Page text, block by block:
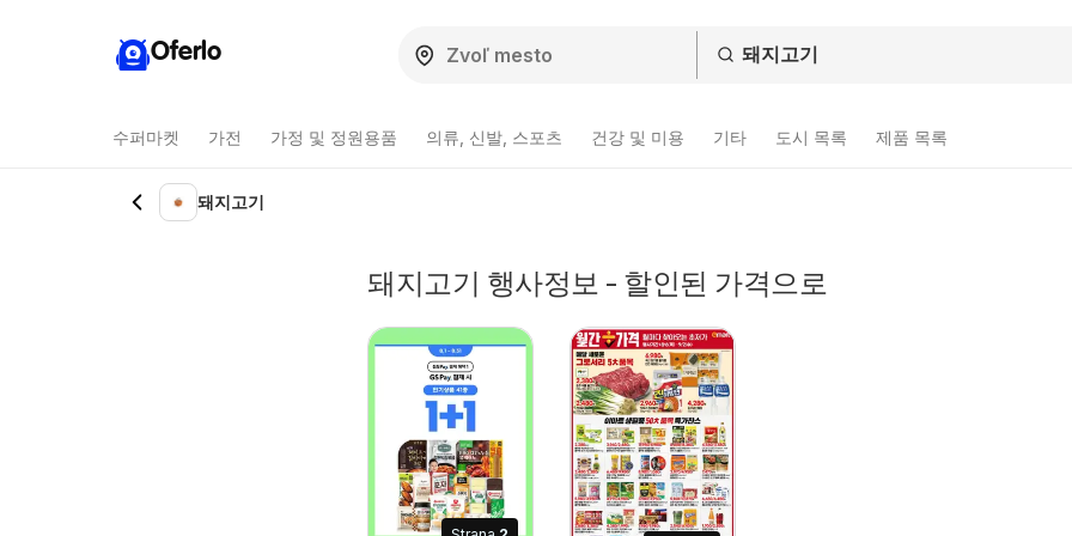
Oferlo
수퍼마켓 가전 가정 및 정원용품 의류, 신발, 스포츠 건강 및 미용 기타 도시 목록 제품 목록
돼지고기
돼지고기 행사정보 - 할인된 가격으로